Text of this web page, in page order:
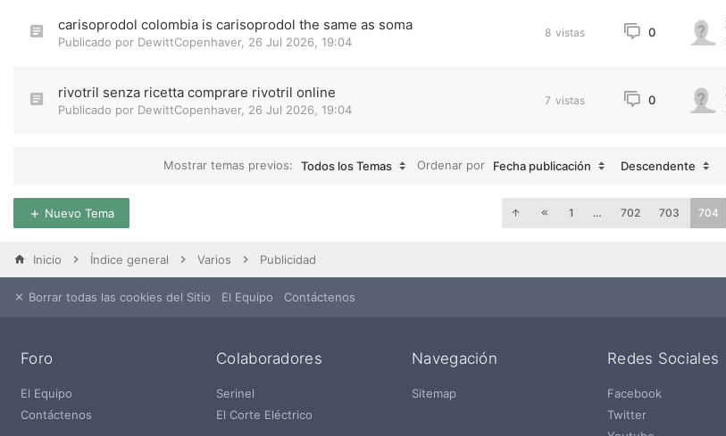
carisoprodol colombia is carisoprodol the same as soma
Publicado por DewittCopenhaver, 26 Jul 2026, 19:04
8 vistas 0
rivotril senza ricetta comprare rivotril online
Publicado por DewittCopenhaver, 26 Jul 2026, 19:04
7 vistas 0
Mostrar temas previos: Todos los Temas Ordenar por Fecha publicación Descendente
Nuevo Tema 1 … 702 703 704
Inicio Índice general Varios Publicidad
Borrar todas las cookies del Sitio El Equipo Contáctenos
Foro
El Equipo
Contáctenos
Colaboradores
Serinel
El Corte Eléctrico
Navegación
Sitemap
Redes Sociales
Facebook
Twitter